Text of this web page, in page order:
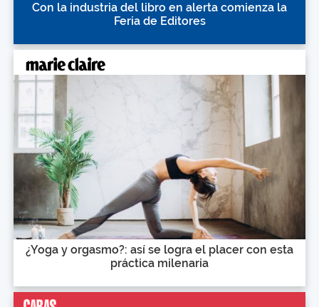
Con la industria del libro en alerta comienza la
Feria de Editores
¿Yoga y orgasmo?: así se logra el placer con esta
práctica milenaria